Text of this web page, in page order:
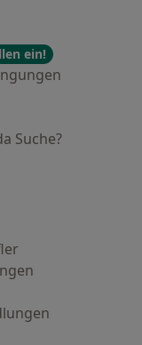
ein!
Suche?